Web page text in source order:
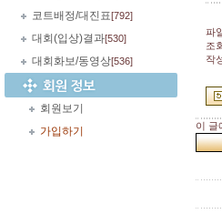
코트배정/대진표[792]
대회(입상)결과[530]
대회화보/동영상[536]
회원보기
가입하기
파
조
작
이 글